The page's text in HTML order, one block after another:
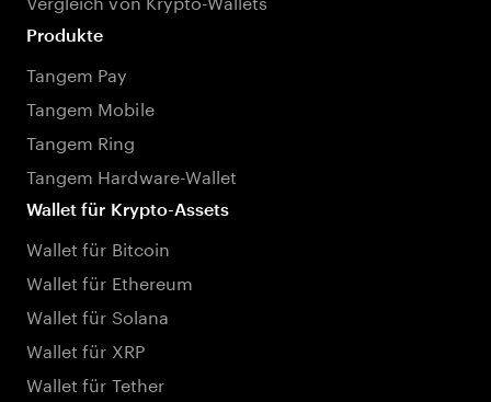
Produkte
Tangem Pay
Tangem Mobile
Tangem Ring
Tangem Hardware-Wallet
Wallet für Krypto-Assets
Wallet für Bitcoin
Wallet für Ethereum
Wallet für Solana
Wallet für XRP
Wallet für Tether